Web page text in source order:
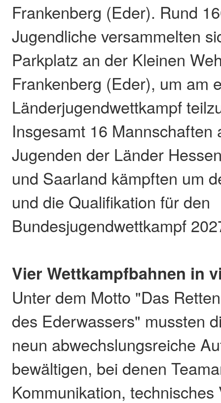
Frankenberg (Eder). Rund
Jugendliche versammelten
Parkplatz an der Kleinen
Frankenberg (Eder), um am
Länderjugendwettkampf
Insgesamt 16 Mannschaften
Jugenden der Länder
und Saarland kämpften um
und die Qualifikation für den
Bundesjugendwettkampf
Vier Wettkampfbahnen in
Unter dem Motto "Das
des Ederwassers" mussten
neun abwechslungsreiche
bewältigen, bei denen
Kommunikation,